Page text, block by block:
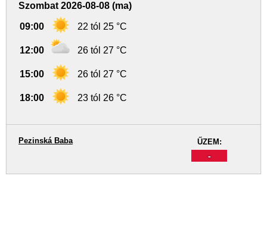
Szombat 2026-08-08 (ma)
09:00 22 tól 25 °C
12:00 26 tól 27 °C
15:00 26 tól 27 °C
18:00 23 tól 26 °C
ŰZEM:
-
Pezinská Baba